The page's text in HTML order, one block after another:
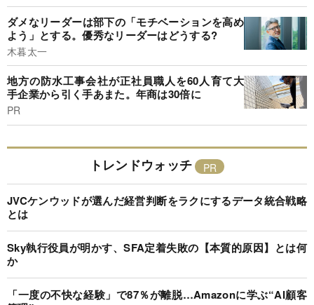
ダメなリーダーは部下の「モチベーションを高め
よう」とする。優秀なリーダーはどうする?
木暮太一
地方の防水工事会社が正社員職人を60人育て大
手企業から引く手あまた。年商は30倍に
PR
トレンドウォッチ
JVCケンウッドが選んだ経営判断をラクにするデータ統合戦略
とは
Sky執行役員が明かす、SFA定着失敗の【本質的原因】とは何
か
「一度の不快な経験」で87％が離脱…Amazonに学ぶ“AI顧客